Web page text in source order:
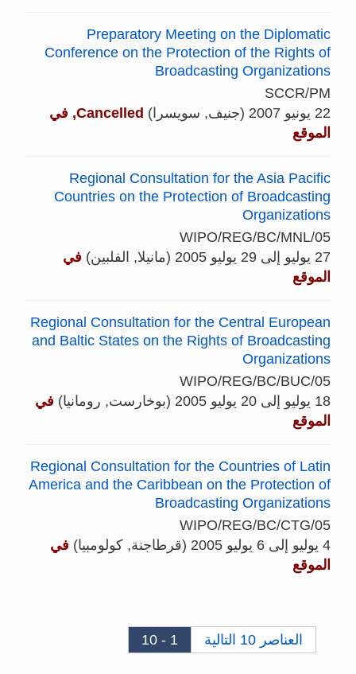
Preparatory Meeting on the Diplomatic
Conference on the Protection of the Rights of
Broadcasting Organizations
SCCR/PM
22 يونيو 2007 (جنيف, سويسرا)
Cancelled, في
الموقع
Regional Consultation for the Asia Pacific
Countries on the Protection of Broadcasting
Organizations
WIPO/REG/BC/MNL/05
27 يوليو إلى 29 يوليو 2005 (مانيلا, الفلبين)
في
الموقع
Regional Consultation for the Central European
and Baltic States on the Rights of Broadcasting
Organizations
WIPO/REG/BC/BUC/05
18 يوليو إلى 20 يوليو 2005 (بوخارست, رومانيا)
في
الموقع
Regional Consultation for the Countries of Latin
America and the Caribbean on the Protection of
Broadcasting Organizations
WIPO/REG/BC/CTG/05
4 يوليو إلى 6 يوليو 2005 (قرطاجنة, كولومبيا)
في
الموقع
1 - 10 العناصر 10 التالية